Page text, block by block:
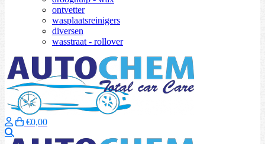
ontvetter
wasplaatsreinigers
diversen
wasstraat - rollover
€0,00